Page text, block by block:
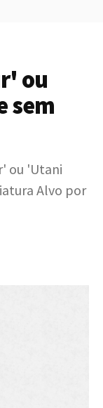
ou
sem
ou 'Utani
Alvo por